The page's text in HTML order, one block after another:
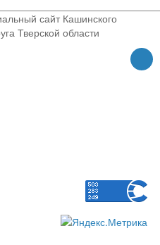
сайт Кашинского
Тверской области